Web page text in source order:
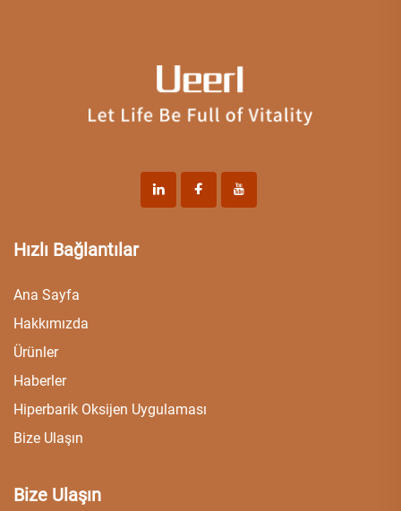
Hızlı Bağlantılar
Ana Sayfa
Hakkımızda
Ürünler
Haberler
Hiperbarik Oksijen Uygulaması
Bize Ulaşın
Bize Ulaşın